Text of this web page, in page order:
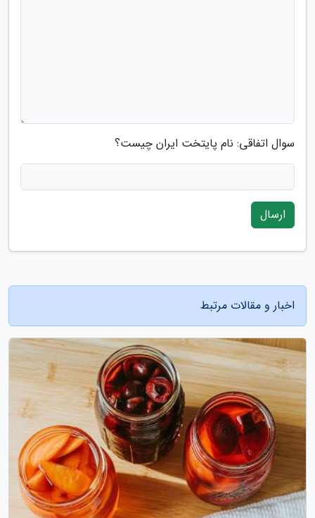
سوال اتفاقی: نام پایتخت ایران چیست؟
ارسال
اخبار و مقالات مرتبط